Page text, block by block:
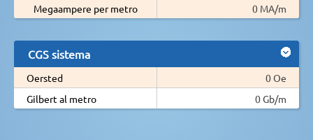
Megaampere per metro
0 MA/m
CGS sistema
Oersted
0 Oe
Gilbert al metro
0 Gb/m